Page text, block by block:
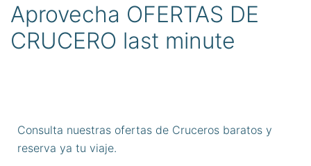
Aprovecha OFERTAS DE
CRUCERO last minute
Consulta nuestras ofertas de Cruceros baratos y
reserva ya tu viaje.